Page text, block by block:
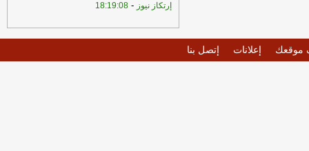
إرتكاز نيوز -
18:19:08
موقعك إعلانات إتصل بنا